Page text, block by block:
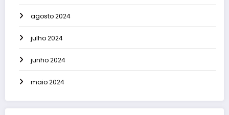
agosto 2024
julho 2024
junho 2024
maio 2024